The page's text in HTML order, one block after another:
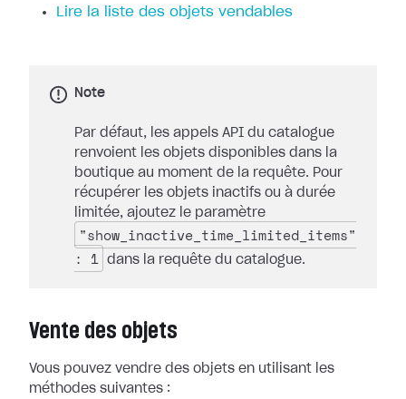
Lire la liste des objets vendables
Note
Par défaut, les appels API du catalogue
renvoient les objets disponibles dans la
boutique au moment de la requête. Pour
récupérer les objets inactifs ou à durée
limitée, ajoutez le paramètre
"show_inactive_time_limited_items"
: 1
dans la requête du catalogue.
Vente des objets
Vous pouvez vendre des objets en utilisant les
méthodes suivantes :